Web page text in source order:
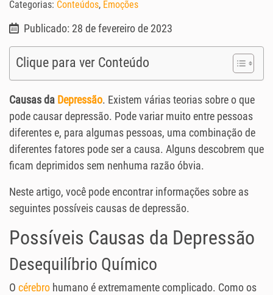
Categorias: Conteúdos, Emoções
Publicado: 28 de fevereiro de 2023
Clique para ver Conteúdo
Causas da Depressão. Existem várias teorias sobre o que
pode causar depressão. Pode variar muito entre pessoas
diferentes e, para algumas pessoas, uma combinação de
diferentes fatores pode ser a causa. Alguns descobrem que
ficam deprimidos sem nenhuma razão óbvia.
Neste artigo, você pode encontrar informações sobre as
seguintes possíveis causas de depressão.
Possíveis Causas da Depressão
Desequilíbrio Químico
O cérebro humano é extremamente complicado. Como os